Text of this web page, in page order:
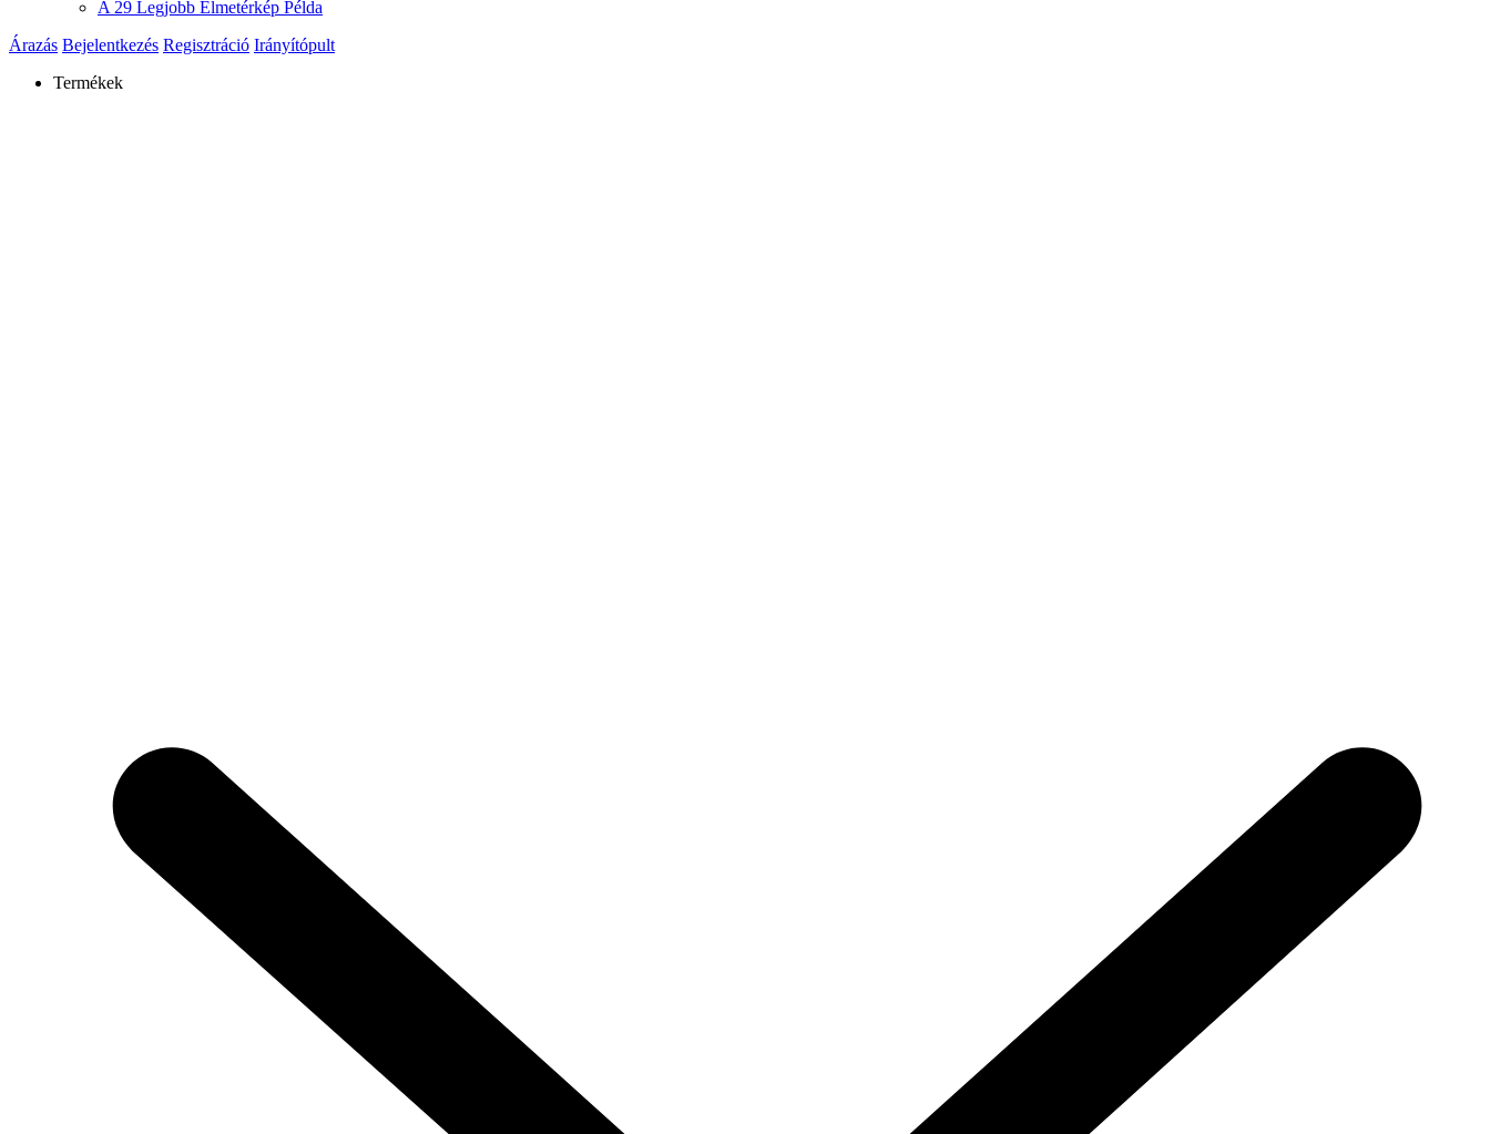
A 29 Legjobb Elmetérkép Példa
Árazás Bejelentkezés Regisztráció Irányítópult
Termékek